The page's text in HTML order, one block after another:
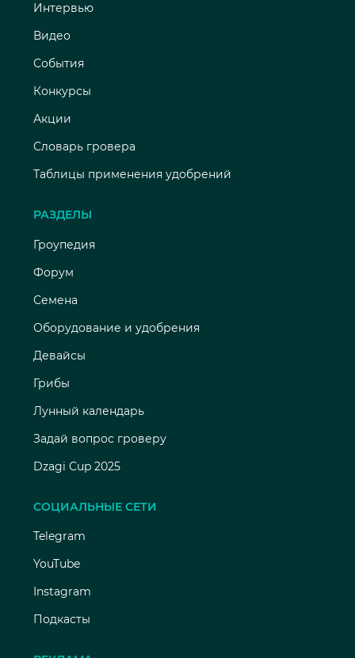
Интервью
Видео
События
Конкурсы
Акции
Словарь гровера
Таблицы применения удобрений
РАЗДЕЛЫ
Гроупедия
Форум
Семена
Оборудование и удобрения
Девайсы
Грибы
Лунный календарь
Задай вопрос гроверу
Dzagi Cup 2025
СОЦИАЛЬНЫЕ СЕТИ
Telegram
YouTube
Instagram
Подкасты